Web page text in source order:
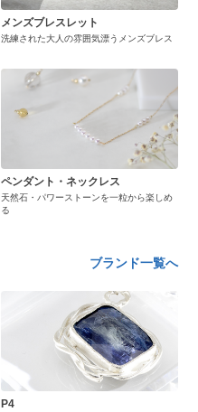
メンズブレスレット
洗練された大人の雰囲気漂うメンズブレス
ペンダント・ネックレス
天然石・パワーストーンを一粒から楽しめ
る
ブランド一覧へ
P4